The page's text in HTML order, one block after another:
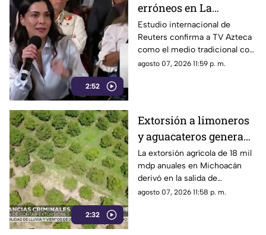
2:52
erróneos en La
Mañanera: Estudio de
Reuters confirma
liderazgo de TV Azteca
en alcance y
Estudio internacional de
Reuters confirma a TV Azteca
como el medio tradicional con
mayor alcance y credibilidad
agosto 07, 2026 11:59 p. m.
2:32
Extorsión a limoneros
y aguacateros genera
pérdidas de 18 mil mdp
en Michoacán
La extorsión agrícola de 18 mil
mdp anuales en Michoacán
derivó en la salida de
inspectores de EE. UU.,
agosto 07, 2026 11:58 p. m.